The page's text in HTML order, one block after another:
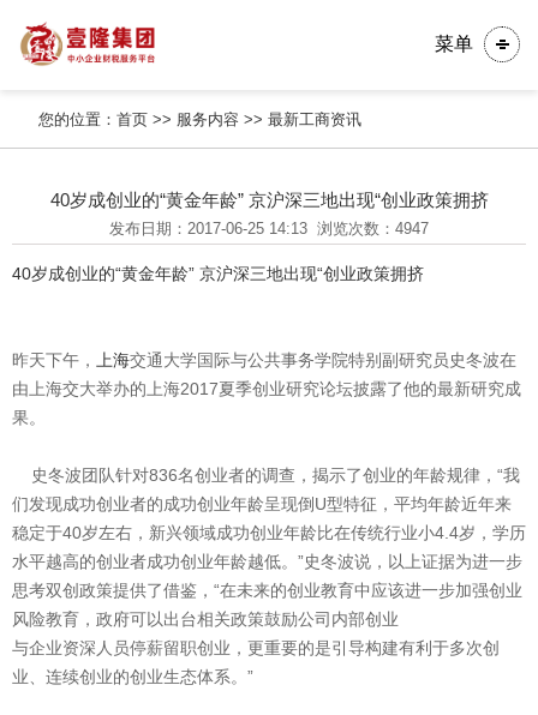
菜单
您的位置：首页 >> 服务内容 >>最新工商资讯
40岁成创业的“黄金年龄” 京沪深三地出现“创业政策拥挤
发布日期：2017-06-25 14:13 浏览次数：4947
40岁成创业的“黄金年龄” 京沪深三地出现“创业政策拥挤
昨天下午， 上海交通大学国际与公共事务学院特别副研究员史冬波在
由上海交大举办的上海2017夏季创业研究论坛披露了他的最新研究成
果。
史冬波团队针对836名创业者的调查，揭示了创业的年龄规律，“我
们发现成功创业者的成功创业年龄呈现倒U型特征，平均年龄近年来
稳定于40岁左右，新兴领域成功创业年龄比在传统行业小4.4岁，学历
水平越高的创业者成功创业年龄越低。”史冬波说，以上证据为进一步
思考双创政策提供了借鉴，“在未来的创业教育中应该进一步加强创业
风险教育，政府可以出台相关政策鼓励公司内部创业
与企业资深人员停薪留职创业，更重要的是引导构建有利于多次创
业、连续创业的创业生态体系。”